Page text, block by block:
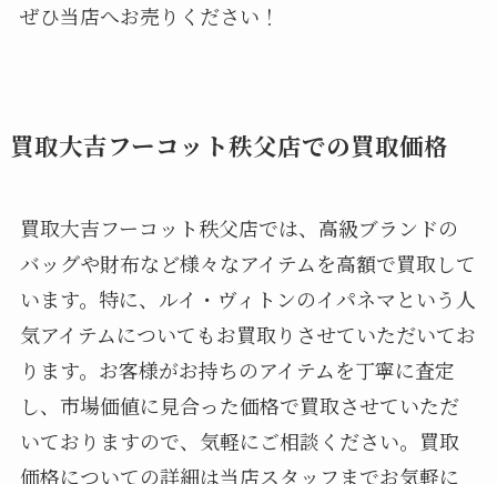
ぜひ当店へお売りください！
買取大吉フーコット秩父店での買取価格
買取大吉フーコット秩父店では、高級ブランドの
バッグや財布など様々なアイテムを高額で買取して
います。特に、ルイ・ヴィトンのイパネマという人
気アイテムについてもお買取りさせていただいてお
ります。お客様がお持ちのアイテムを丁寧に査定
し、市場価値に見合った価格で買取させていただ
いておりますので、気軽にご相談ください。買取
価格についての詳細は当店スタッフまでお気軽に